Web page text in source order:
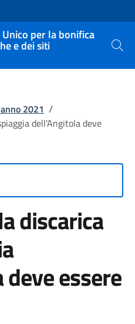
per la bonifica
e dei siti Cerca
2021 /
dell'Angitola deve
discarica
essere